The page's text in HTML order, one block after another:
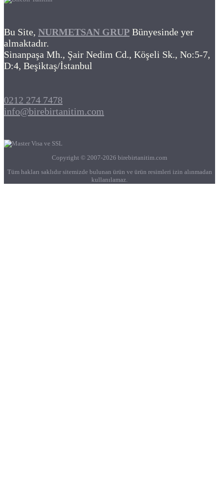
Bu Site, NURMETSAN GRUP Bünyesinde yer
almaktadır.
Sinanpaşa Mh., Şair Nedim Cd., Köşeli Sk., No:5-7,
D:4, Beşiktaş/İstanbul
0212 274 7478
info@birebirtanitim.com
Copyright © 2007-2026 birebirtanitim.com
Tüm hakları saklıdır sitemizde bulunan ürün ve ürün resimleri izin alınmadan
kullanılamaz.